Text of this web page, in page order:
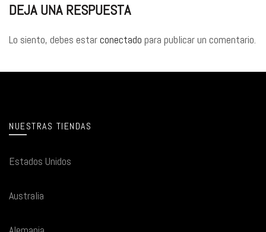
DEJA UNA RESPUESTA
Lo siento, debes estarconectado para publicar un comentario.
NUESTRAS TIENDAS
Estados Unidos
Australia